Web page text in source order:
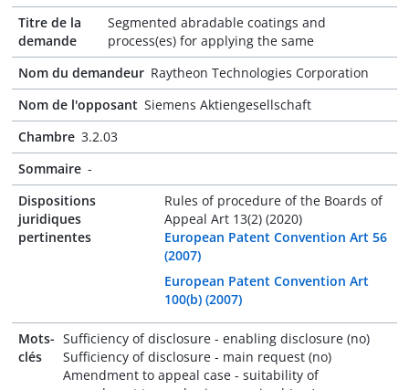
Titre de la
demande
Segmented abradable coatings and
process(es) for applying the same
Nom du demandeur Raytheon Technologies Corporation
Nom de l'opposant Siemens Aktiengesellschaft
Chambre 3.2.03
Sommaire -
Dispositions
juridiques
pertinentes
Rules of procedure of the Boards of
Appeal Art 13(2) (2020)
European Patent Convention Art 56
(2007)
European Patent Convention Art
100(b) (2007)
Mots-
clés
Sufficiency of disclosure - enabling disclosure (no)
Sufficiency of disclosure - main request (no)
Amendment to appeal case - suitability of